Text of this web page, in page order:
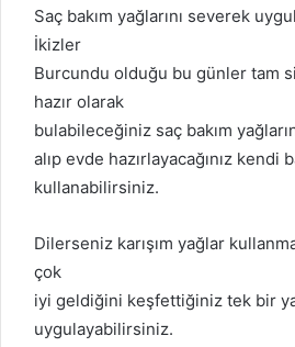
Saç bakım yağlarını severek
İkizler
Burcundu olduğu bu günler tam
hazır olarak
bulabileceğiniz saç bakım
alıp evde hazırlayacağınız kendi
kullanabilirsiniz.
Dilerseniz karışım yağlar
çok
iyi geldiğini keşfettiğiniz tek bir
uygulayabilirsiniz.